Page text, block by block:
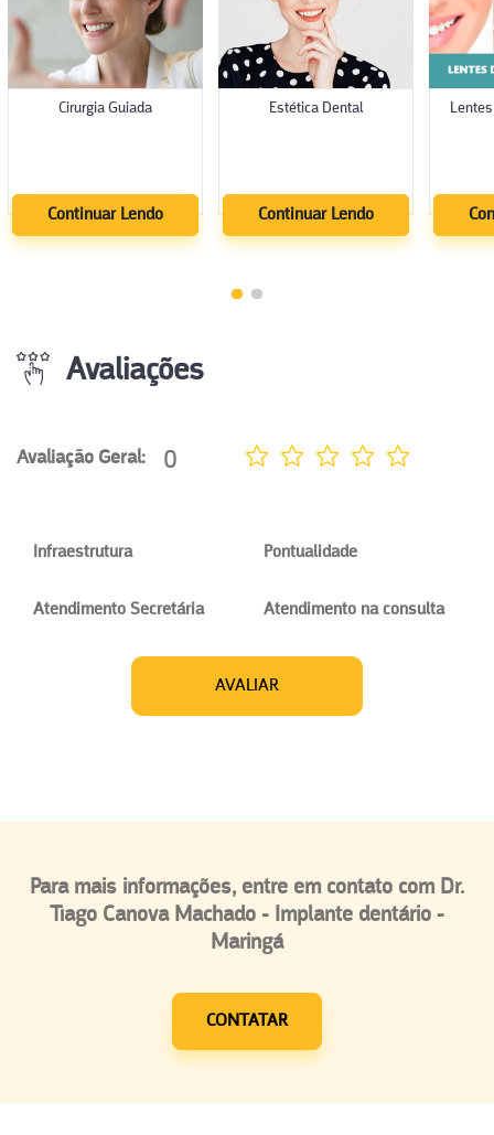
Cirurgia Guiada
Continuar Lendo
Estética Dental
Continuar Lendo
Avaliações
Avaliação Geral: 0
Infraestrutura Pontualidade
Atendimento Secretária Atendimento na consulta
AVALIAR
Para mais informações, entre em contato com Dr.
Tiago Canova Machado - Implante dentário -
Maringá
CONTATAR